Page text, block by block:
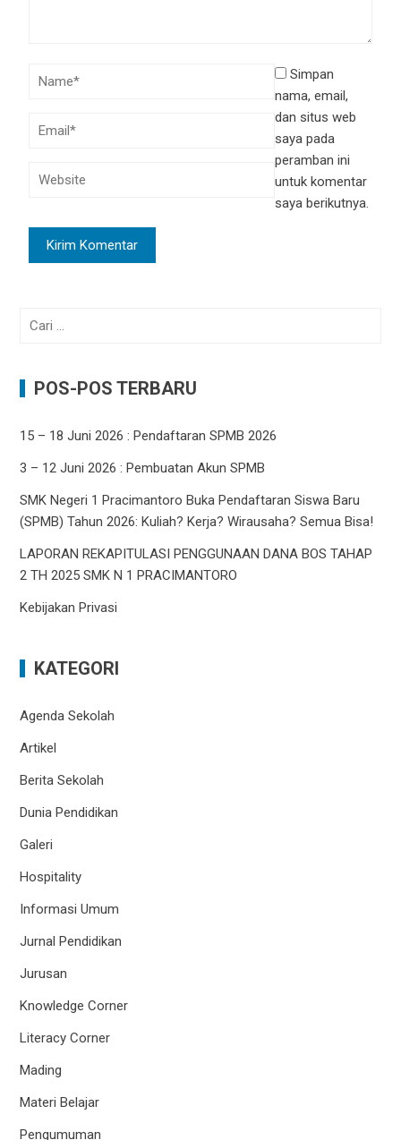
Simpan
nama, email,
dan situs web
saya pada
peramban ini
untuk komentar
saya berikutnya.
Cari
POS-POS TERBARU
15 – 18 Juni 2026 : Pendaftaran SPMB 2026
3 – 12 Juni 2026 : Pembuatan Akun SPMB
SMK Negeri 1 Pracimantoro Buka Pendaftaran Siswa Baru
(SPMB) Tahun 2026: Kuliah? Kerja? Wirausaha? Semua Bisa!
LAPORAN REKAPITULASI PENGGUNAAN DANA BOS TAHAP
2 TH 2025 SMK N 1 PRACIMANTORO
Kebijakan Privasi
KATEGORI
Agenda Sekolah
Artikel
Berita Sekolah
Dunia Pendidikan
Galeri
Hospitality
Informasi Umum
Jurnal Pendidikan
Jurusan
Knowledge Corner
Literacy Corner
Mading
Materi Belajar
Pengumuman